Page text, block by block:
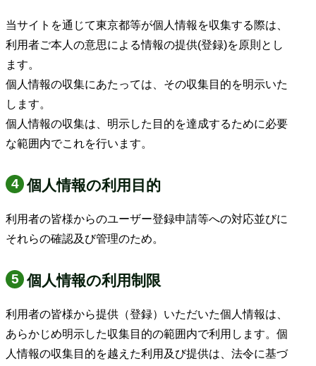
当サイトを通じて東京都等が個人情報を収集する際は、
利用者ご本人の意思による情報の提供(登録)を原則とし
ます。
個人情報の収集にあたっては、その収集目的を明示いた
します。
個人情報の収集は、明示した目的を達成するために必要
な範囲内でこれを行います。
個人情報の利用目的
利用者の皆様からのユーザー登録申請等への対応並びに
それらの確認及び管理のため。
個人情報の利用制限
利用者の皆様から提供（登録）いただいた個人情報は、
あらかじめ明示した収集目的の範囲内で利用します。個
人情報の収集目的を越えた利用及び提供は、法令に基づ